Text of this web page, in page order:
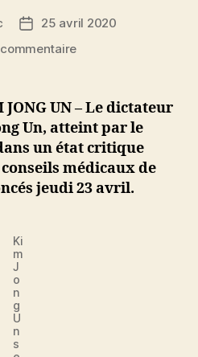
Date25 avril 2020
sur
Kim
Jong
Un
dans
un
état
JONG UN – Le dictateur
Un, atteint par le
un état critique
médicaux de
jeudi 23 avril.
Ki
m
J
o
n
g
U
n
s